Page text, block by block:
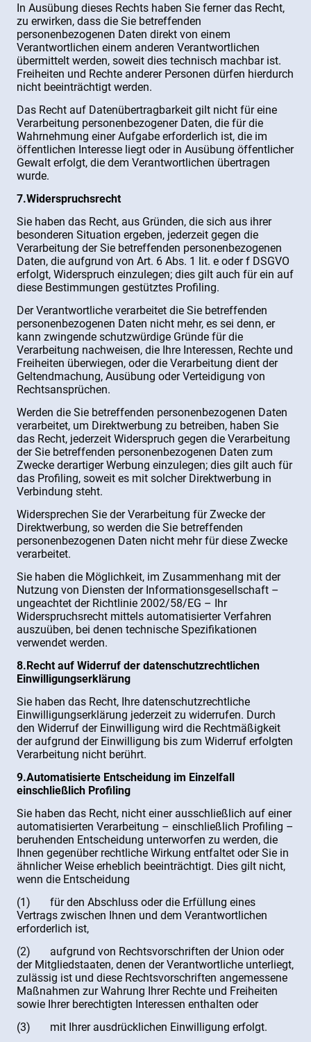
In Ausübung dieses Rechts haben Sie ferner das Recht,
zu erwirken, dass die Sie betreffenden
personenbezogenen Daten direkt von einem
Verantwortlichen einem anderen Verantwortlichen
übermittelt werden, soweit dies technisch machbar ist.
Freiheiten und Rechte anderer Personen dürfen hierdurch
nicht beeinträchtigt werden.
Das Recht auf Datenübertragbarkeit gilt nicht für eine
Verarbeitung personenbezogener Daten, die für die
Wahrnehmung einer Aufgabe erforderlich ist, die im
öffentlichen Interesse liegt oder in Ausübung öffentlicher
Gewalt erfolgt, die dem Verantwortlichen übertragen
wurde.
7.Widerspruchsrecht
Sie haben das Recht, aus Gründen, die sich aus ihrer
besonderen Situation ergeben, jederzeit gegen die
Verarbeitung der Sie betreffenden personenbezogenen
Daten, die aufgrund von Art. 6 Abs. 1 lit. e oder f DSGVO
erfolgt, Widerspruch einzulegen; dies gilt auch für ein auf
diese Bestimmungen gestütztes Profiling.
Der Verantwortliche verarbeitet die Sie betreffenden
personenbezogenen Daten nicht mehr, es sei denn, er
kann zwingende schutzwürdige Gründe für die
Verarbeitung nachweisen, die Ihre Interessen, Rechte und
Freiheiten überwiegen, oder die Verarbeitung dient der
Geltendmachung, Ausübung oder Verteidigung von
Rechtsansprüchen.
Werden die Sie betreffenden personenbezogenen Daten
verarbeitet, um Direktwerbung zu betreiben, haben Sie
das Recht, jederzeit Widerspruch gegen die Verarbeitung
der Sie betreffenden personenbezogenen Daten zum
Zwecke derartiger Werbung einzulegen; dies gilt auch für
das Profiling, soweit es mit solcher Direktwerbung in
Verbindung steht.
Widersprechen Sie der Verarbeitung für Zwecke der
Direktwerbung, so werden die Sie betreffenden
personenbezogenen Daten nicht mehr für diese Zwecke
verarbeitet.
Sie haben die Möglichkeit, im Zusammenhang mit der
Nutzung von Diensten der Informationsgesellschaft –
ungeachtet der Richtlinie 2002/58/EG – Ihr
Widerspruchsrecht mittels automatisierter Verfahren
auszuüben, bei denen technische Spezifikationen
verwendet werden.
8.Recht auf Widerruf der datenschutzrechtlichen
Einwilligungserklärung
Sie haben das Recht, Ihre datenschutzrechtliche
Einwilligungserklärung jederzeit zu widerrufen. Durch
den Widerruf der Einwilligung wird die Rechtmäßigkeit
der aufgrund der Einwilligung bis zum Widerruf erfolgten
Verarbeitung nicht berührt.
9.Automatisierte Entscheidung im Einzelfall
einschließlich Profiling
Sie haben das Recht, nicht einer ausschließlich auf einer
automatisierten Verarbeitung – einschließlich Profiling –
beruhenden Entscheidung unterworfen zu werden, die
Ihnen gegenüber rechtliche Wirkung entfaltet oder Sie in
ähnlicher Weise erheblich beeinträchtigt. Dies gilt nicht,
wenn die Entscheidung
(1) für den Abschluss oder die Erfüllung eines
Vertrags zwischen Ihnen und dem Verantwortlichen
erforderlich ist,
(2) aufgrund von Rechtsvorschriften der Union oder
der Mitgliedstaaten, denen der Verantwortliche unterliegt,
zulässig ist und diese Rechtsvorschriften angemessene
Maßnahmen zur Wahrung Ihrer Rechte und Freiheiten
sowie Ihrer berechtigten Interessen enthalten oder
(3) mit Ihrer ausdrücklichen Einwilligung erfolgt.